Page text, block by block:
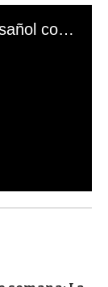
El mal momento de Yanina Gasañol con un hincha argentino en "Subrayado"